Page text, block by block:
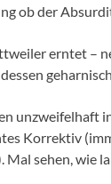
ob der
erntet –
unzweifelhaft
Korrektiv
Mal sehen, wie